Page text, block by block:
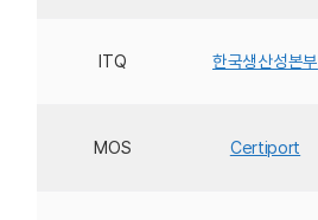
ITQ 한국생산성본부
MOS Certiport